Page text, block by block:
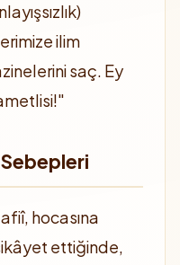
ilim
saç. Ey
Sebepleri
hocasına
şikâyet ettiğinde,